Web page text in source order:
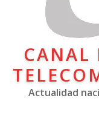
CANAL
Actualidad